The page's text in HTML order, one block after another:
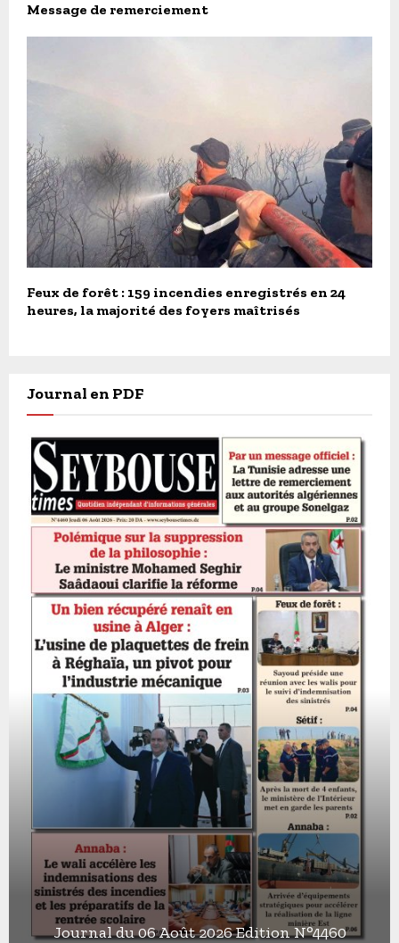
Message de remerciement
Feux de forêt : 159 incendies enregistrés en 24
heures, la majorité des foyers maîtrisés
Journal en PDF
Journal du 06 Août 2026 Edition N°4460